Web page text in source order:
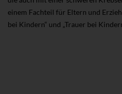
einem Fachteil für Eltern und
bei Kindern“ und „Trauer bei